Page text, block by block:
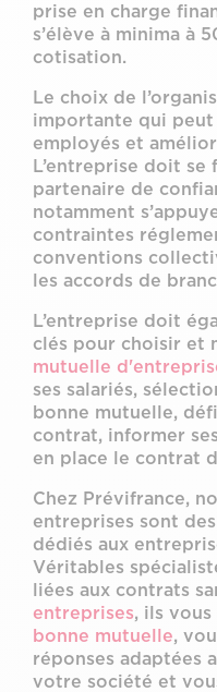
prise en charge
s’élève à minima à
cotisation.
Le choix de
importante qui
employés et
L’entreprise doit se
partenaire de
notamment
contraintes
conventions
les accords de
L’entreprise doit
clés pour choisir et
mutuelle
ses salariés,
bonne mutuelle,
contrat, informer
en place le contrat
Chez Prévifrance,
entreprises sont
dédiés aux
Véritables
liées aux contrats
entreprises, ils
bonne mutuelle,
réponses adaptées
votre société et